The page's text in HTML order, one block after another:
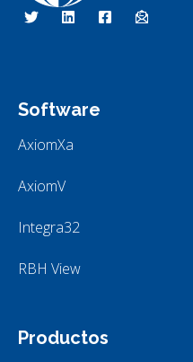
RBH Tecnologías de Acceso
Somos Control de Acceso
Software
AxiomXa
AxiomV
Integra32
RBH View
Productos